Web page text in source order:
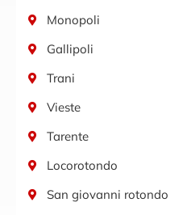
Monopoli
Gallipoli
Trani
Vieste
Tarente
Locorotondo
San giovanni rotondo